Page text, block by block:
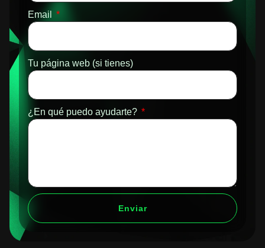
Email
Tu página web (si tienes)
¿En qué puedo ayudarte?
Enviar